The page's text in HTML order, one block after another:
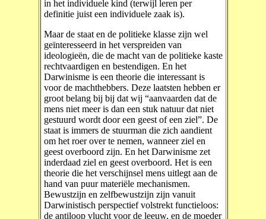
in het individuele kind (terwijl leren per
definitie juist een individuele zaak is).
Maar de staat en de politieke klasse zijn wel
geïnteresseerd in het verspreiden van
ideologieën, die de macht van de politieke kaste
rechtvaardigen en bestendigen. En het
Darwinisme is een theorie die interessant is
voor de machthebbers. Deze laatsten hebben er
groot belang bij bij dat wij “aanvaarden dat de
mens niet meer is dan een stuk natuur dat niet
gestuurd wordt door een geest of een ziel”. De
staat is immers de stuurman die zich aandient
om het roer over te nemen, wanneer ziel en
geest overboord zijn. En het Darwinisme zet
inderdaad ziel en geest overboord. Het is een
theorie die het verschijnsel mens uitlegt aan de
hand van puur materiële mechanismen.
Bewustzijn en zelfbewustzijn zijn vanuit
Darwinistisch perspectief volstrekt functieloos:
de antiloop vlucht voor de leeuw, en de moeder